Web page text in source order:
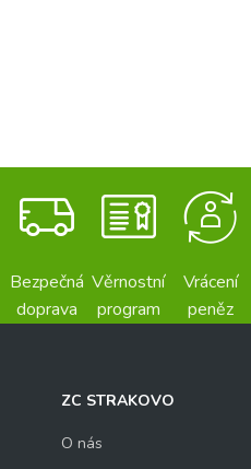
Bezpečná
doprava
Věrnostní
program
Vrácení
peněz
ZC STRAKOVO
O nás